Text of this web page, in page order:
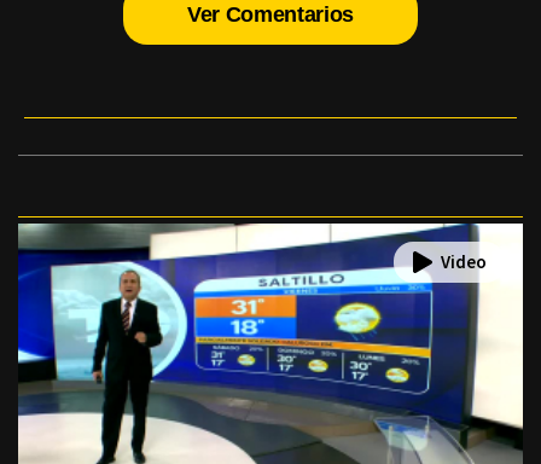
Ver Comentarios